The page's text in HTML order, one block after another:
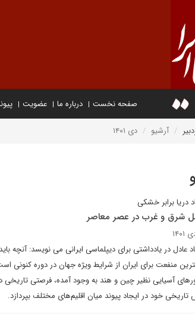
صفحه نخست درباره ما عضویت
آرشیو دی ۱۴۰۱
دریا برابر خشکی
شرق و غرب در عصر معاصر
عادل در یادداشتی برای دیپلماسی ایرانی می نویسد: آنچه
منفعت برای ایران از شرایط ویژه‌ جهان در دوره‌ کنونی
آسیایی نظیر چین و هند به وجود آمده، فرصتی تاریخی در
خود در ایجاد پیوند میان اقلیم‌های مختلف بپردازد.